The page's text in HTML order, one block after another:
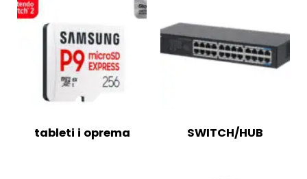
tableti i oprema SWITCH/HUB